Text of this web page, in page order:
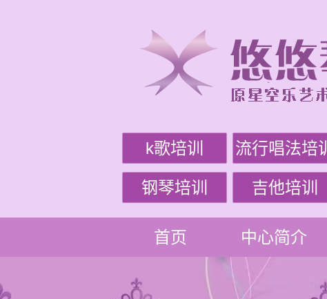
k歌培训 流行唱法培训
钢琴培训 吉他培训
首页 中心简介